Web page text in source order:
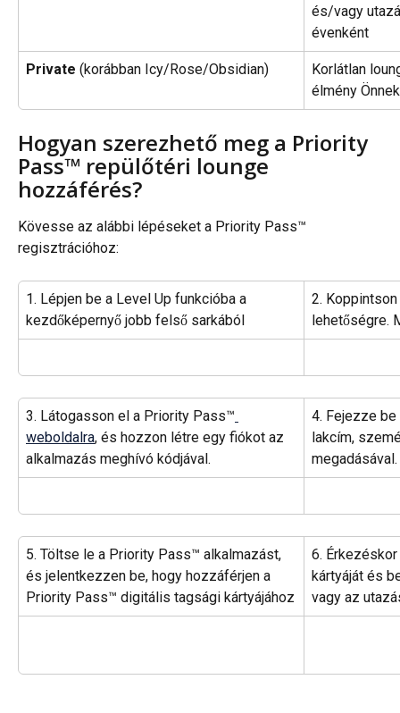
és/vagy
évenként
Private (korábban Icy/Rose/Obsidian)
Korlátlan
élmény
Hogyan szerezhető meg a Priority
Pass™ repülőtéri lounge
hozzáférés?
Kövesse az alábbi lépéseket a Priority Pass™
regisztrációhoz:
1. Lépjen be a Level Up funkcióba a
kezdőképernyő jobb felső sarkából
2.
lehetőségre.
3. Látogasson el a Priority Pass™
weboldalra, és hozzon létre egy fiókot az
alkalmazás meghívó kódjával.
4. Fejezze
lakcím,
megadásával.
5. Töltse le a Priority Pass™ alkalmazást,
és jelentkezzen be, hogy hozzáférjen a
Priority Pass™ digitális tagsági kártyájához
6.
kártyáját és
vagy az